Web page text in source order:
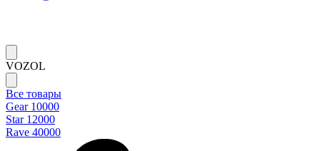
VOZOL
Все товары
Gear 10000
Star 12000
Rave 40000